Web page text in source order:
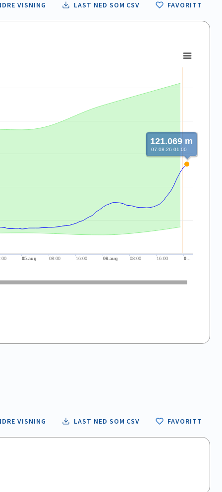
VISNING LAST NED SOM CSV FAVORITT
05.aug 08:00 16:00 06.aug 08:00 16:00 0…
121.069 m
07.08.26 01:00
VISNING LAST NED SOM CSV FAVORITT